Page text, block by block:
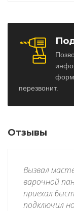
перезвонит.
Отзывы
Вызвал
варочной
приехал
подключил